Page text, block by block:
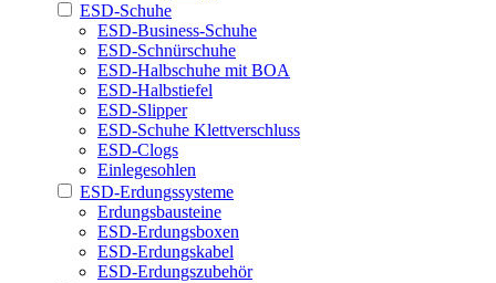
ESD-Schuhe
ESD-Business-Schuhe
ESD-Schnürschuhe
ESD-Halbschuhe mit BOA
ESD-Halbstiefel
ESD-Slipper
ESD-Schuhe Klettverschluss
ESD-Clogs
Einlegesohlen
ESD-Erdungssysteme
Erdungsbausteine
ESD-Erdungsboxen
ESD-Erdungskabel
ESD-Erdungszubehör